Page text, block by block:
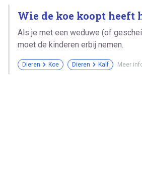
Wie de koe koopt heeft
Als je met een weduwe (of
moet de kinderen erbij nemen.
Dieren Koe Dieren Kalf Meer